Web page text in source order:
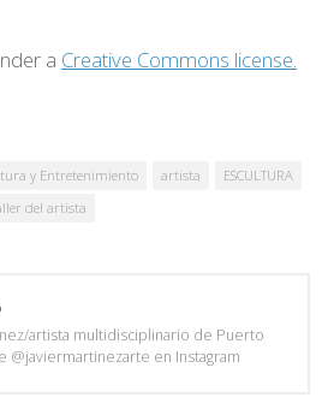
a Creative Commons license.
y Entretenimiento artista
ESCULTURA
del artista
artista multidisciplinario de Puerto
@javiermartinezarte en Instagram